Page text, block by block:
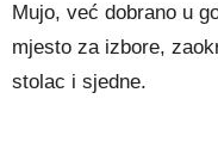
Mujo, već dobrano u
mjesto za izbore,
stolac i sjedne.